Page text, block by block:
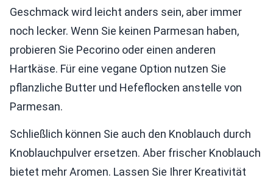
Geschmack wird leicht anders sein, aber immer
noch lecker. Wenn Sie keinen Parmesan haben,
probieren Sie Pecorino oder einen anderen
Hartkäse. Für eine vegane Option nutzen Sie
pflanzliche Butter und Hefeflocken anstelle von
Parmesan.
Schließlich können Sie auch den Knoblauch durch
Knoblauchpulver ersetzen. Aber frischer Knoblauch
bietet mehr Aromen. Lassen Sie Ihrer Kreativität